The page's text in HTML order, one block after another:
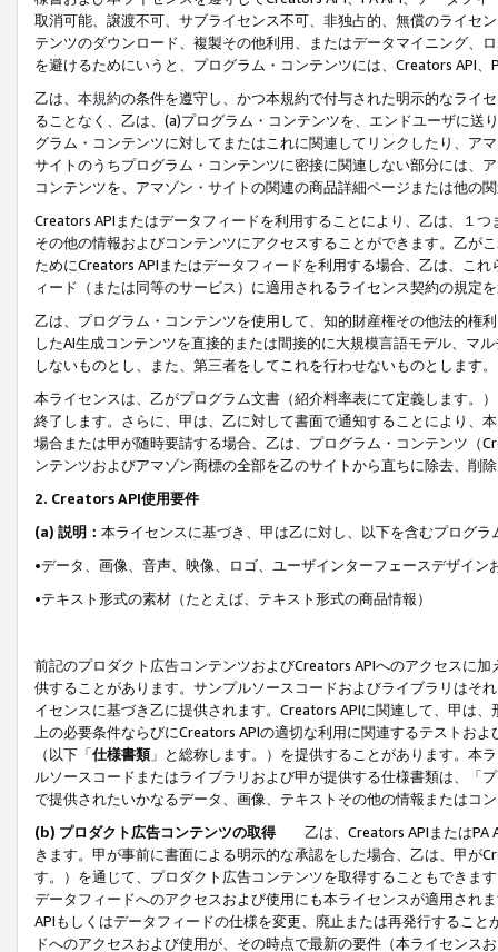
取消可能、譲渡不可、サブライセンス不可、非独占的、無償のライセ
テンツのダウンロード、複製その他利用、またはデータマイニング、
を避けるためにいうと、プログラム・コンテンツには、Creators API
乙は、 本規約の条件を遵守し、かつ本規約で付与された明示的なライ
ることなく、乙は、(a)プログラム・コンテンツを、エンドユーザに
グラム・コンテンツに対してまたはこれに関連してリンクしたり、ア
サイトのうちプログラム・コンテンツに密接に関連しない部分には、
コンテンツを、アマゾン・サイトの関連の商品詳細ページまたは他の
Creators APIまたはデータフィードを利用することにより、乙は、１
その他の情報およびコンテンツにアクセスすることができます。乙が
ためにCreators APIまたはデータフィードを利用する場合、乙は、こ
ィード（または同等のサービス）に適用されるライセンス契約の規定
乙は、プログラム・コンテンツを使用して、知的財産権その他法的権
したAI生成コンテンツを直接的または間接的に大規模言語モデル、マ
しないものとし、また、第三者をしてこれを行わせないものとします。
本ライセンスは、乙がプログラム文書（紹介料率表にて定義します。
終了します。さらに、甲は、乙に対して書面で通知することにより、
場合または甲が随時要請する場合、乙は、プログラム・コンテンツ（
ンテンツおよびアマゾン商標の全部を乙のサイトから直ちに除去、削
2. Creators API使用要件
(a) 説明： 本ライセンスに基づき、甲は乙に対し、以下を含むプログ
•データ、画像、音声、映像、ロゴ、ユーザインターフェースデザイ
•テキスト形式の素材（たとえば、テキスト形式の商品情報）
前記のプロダクト広告コンテンツおよびCreators APIへのアクセスに
供することがあります。サンプルソースコードおよびライブラリはそ
イセンスに基づき乙に提供されます。Creators APIに関連して、甲は
上の必要条件ならびにCreators APIの適切な利用に関連するテストお
（以下「仕様書類」と総称します。）を提供することがあります。本
ルソースコードまたはライブラリおよび甲が提供する仕様書類は、「
で提供されたいかなるデータ、画像、テキストその他の情報またはコ
(b) プロダクト広告コンテンツの取得
乙は、Creators APIまたはPA
きます。甲が事前に書面による明示的な承認をした場合、乙は、甲が
す。）を通じて、プロダクト広告コンテンツを取得することもできま
データフィードへのアクセスおよび使用にも本ライセンスが適用され
APIもしくはデータフィードの仕様を変更、廃止または再発行するこ
ドへのアクセスおよび使用が、その時点で最新の要件（本ライセン